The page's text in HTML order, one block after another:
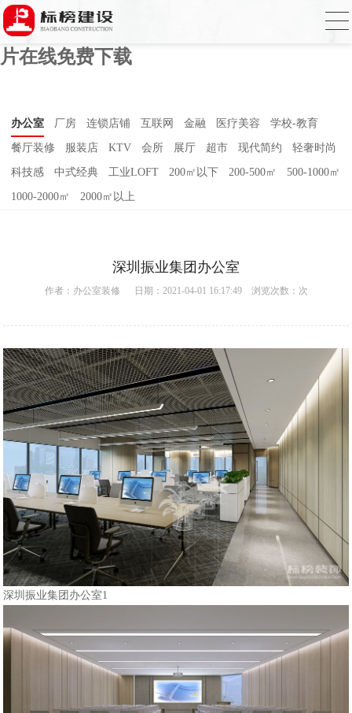
香蕉视频免费在线下载,香蕉视频污版在线
观看,香蕉视频免费下载黄,香蕉视频APP污
片在线免费下载
办公室 厂房 连锁店铺 互联网 金融 医疗美容 学校-教育
餐厅装修 服装店 KTV 会所 展厅 超市 现代简约 轻奢时尚
科技感 中式经典 工业LOFT 200㎡以下 200-500㎡ 500-1000㎡
1000-2000㎡ 2000㎡以上
深圳振业集团办公室
作者： 办公室装修 日期：2021-04-01 16:17:49 浏览次数： 次
深圳振业集团办公室1